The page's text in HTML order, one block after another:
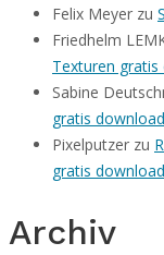
Felix Meyer zu
Friedhelm
Texturen
Sabine
gratis
Pixelputzer zu
gratis
Archiv